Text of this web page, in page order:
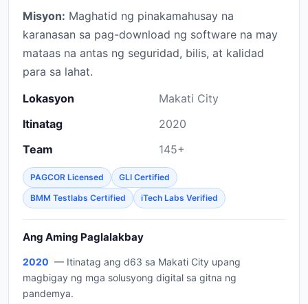
Misyon: Maghatid ng pinakamahusay na
karanasan sa pag-download ng software na may
mataas na antas ng seguridad, bilis, at kalidad
para sa lahat.
Lokasyon
Makati City
Itinatag
2020
Team
145+
PAGCOR Licensed
GLI Certified
BMM Testlabs Certified
iTech Labs Verified
Ang Aming Paglalakbay
2020 — Itinatag ang d63 sa Makati City upang
magbigay ng mga solusyong digital sa gitna ng
pandemya.